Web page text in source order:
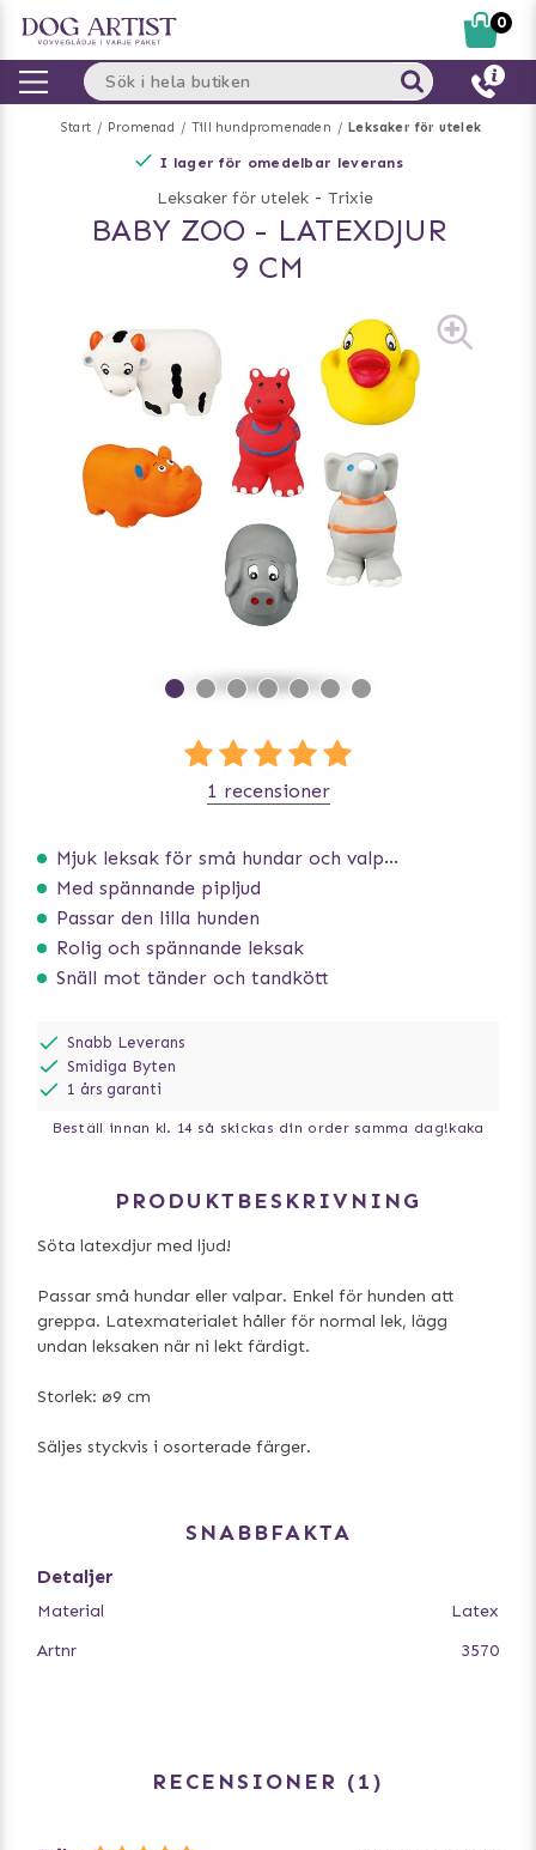
Start Promenad Till hundpromenaden Leksaker för utelek
I lager för omedelbar leverans
Leksaker för utelek - Trixie
BABY ZOO - LATEXDJUR
9 CM
Mjuk leksak för små hundar och valpar.
Med spännande pipljud
Passar den lilla hunden
Rolig och spännande leksak
Snäll mot tänder och tandkött
1 recensioner
Snabb Leverans
Smidiga Byten
1 års garanti
Beställ innan kl. 14 så skickas din order samma dag!kaka
PRODUKTBESKRIVNING
Söta latexdjur med ljud!
Passar små hundar eller valpar. Enkel för hunden att
greppa. Latexmaterialet håller för normal lek, lägg
undan leksaken när ni lekt färdigt.
Storlek: ø9 cm
Säljes styckvis i osorterade färger.
SNABBFAKTA
Detaljer
Material
Latex
Artnr
3570
RECENSIONER 1
0